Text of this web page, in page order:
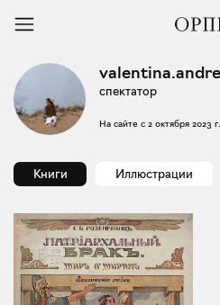
valentina.andre
спектатор
На сайте с 2 октября 2023 г.
Книги Иллюстрации